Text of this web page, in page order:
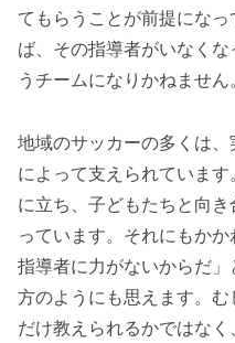
てもらうことが前提にな
ば、その指導者がいなく
うチームになりかねません。
地域のサッカーの多くは
によって支えられていま
に立ち、子どもたちと向
っています。それにもか
指導者に力がないからだ
方のようにも思えます。
だけ教えられるかではなく